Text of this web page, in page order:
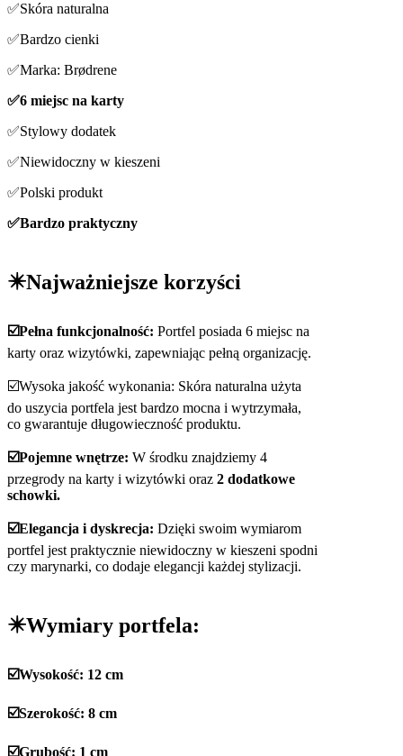
✅Skóra naturalna
✅Bardzo cienki
✅Marka: Brødrene
✅6 miejsc na karty
✅Stylowy dodatek
✅Niewidoczny w kieszeni
✅Polski produkt
✅Bardzo praktyczny
✴️Najważniejsze korzyści
☑️Pełna funkcjonalność: Portfel posiada 6 miejsc na
karty oraz wizytówki, zapewniając pełną organizację.
☑️Wysoka jakość wykonania: Skóra naturalna użyta
do uszycia portfela jest bardzo mocna i wytrzymała,
co gwarantuje długowieczność produktu.
☑️Pojemne wnętrze: W środku znajdziemy 4
przegrody na karty i wizytówki oraz 2 dodatkowe
schowki.
☑️Elegancja i dyskrecja: Dzięki swoim wymiarom
portfel jest praktycznie niewidoczny w kieszeni spodni
czy marynarki, co dodaje elegancji każdej stylizacji.
✴️Wymiary portfela:
☑️Wysokość: 12 cm
☑️Szerokość: 8 cm
☑️Grubość: 1 cm